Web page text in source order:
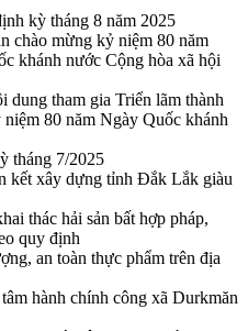
kỳ tháng 8 năm 2025
chào mừng kỷ niệm 80 năm
khánh nước Cộng hòa xã hội
dung tham gia Triển lãm thành
80 năm Ngày Quốc khánh
tháng 7/2025
kết xây dựng tỉnh Đắk Lắk giàu
thác hải sản bất hợp pháp,
quy định
an toàn thực phẩm trên địa
hành chính công xã Durkmăn